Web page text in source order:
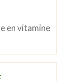
en vitamine